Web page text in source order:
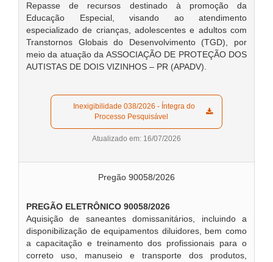
Repasse de recursos destinado à promoção da
Educação Especial, visando ao atendimento
especializado de crianças, adolescentes e adultos com
Transtornos Globais do Desenvolvimento (TGD), por
meio da atuação da ASSOCIAÇÃO DE PROTEÇÃO DOS
AUTISTAS DE DOIS VIZINHOS – PR (APADV).
Processo Pesquisável
Atualizado em: 16/07/2026
Pregão 90058/2026
PREGÃO ELETRÔNICO 90058/2026
Aquisição de saneantes domissanitários, incluindo a
disponibilização de equipamentos diluidores, bem como
a capacitação e treinamento dos profissionais para o
correto uso, manuseio e transporte dos produtos,